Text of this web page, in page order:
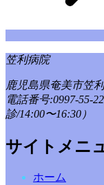
笠利病院
鹿児島県奄美市笠
電話番号:0997-55-
診/14:00〜16:30）
サイトメニ
ホーム